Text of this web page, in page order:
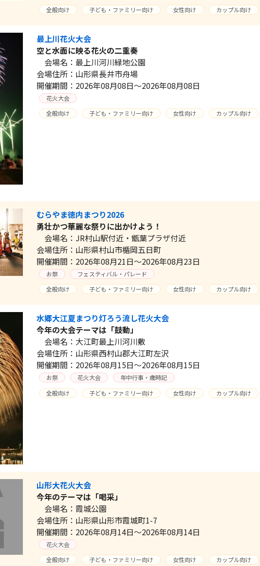
全般向け
子ども・ファミリー向け 女性向け カップル向け
最上川花火大会
空と水面に映る花火の二重奏
会場名：最上川河川緑地公園
会場住所：山形県長井市舟場
開催期間：2026年08月08日～2026年08月08日
花火大会
全般向け
子ども・ファミリー向け 女性向け カップル向け
むらやま徳内まつり2026
勇壮かつ華麗な祭りに出かけよう！
会場名：JR村山駅付近・甑葉プラザ付近
会場住所：山形県村山市楯岡五日町
開催期間：2026年08月21日～2026年08月23日
お祭
フェスティバル・パレード
全般向け
子ども・ファミリー向け 女性向け カップル向け
水郷大江夏まつり灯ろう流し花火大会
今年の大会テーマは「鼓動」
会場名：大江町最上川河川敷
会場住所：山形県西村山郡大江町左沢
開催期間：2026年08月15日～2026年08月15日
お祭 花火大会
年中行事・歳時記
全般向け
子ども・ファミリー向け 女性向け カップル向け
山形大花火大会
今年のテーマは「喝采」
会場名：霞城公園
会場住所：山形県山形市霞城町1-7
開催期間：2026年08月14日～2026年08月14日
花火大会
全般向け
子ども・ファミリー向け 女性向け カップル向け